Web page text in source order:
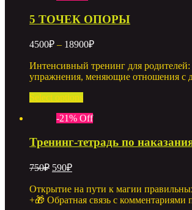
5 ТОЧЕК ОПОРЫ
4500₽ – 18900₽
Интенсивный тренинг для родителей:
упражнения, меняющие отношения с
Select options
-21% Off
Тренинг-тетрадь по
750₽ 590₽
Открытие на пути к магии
+🎁 Обратная связь с комментариями